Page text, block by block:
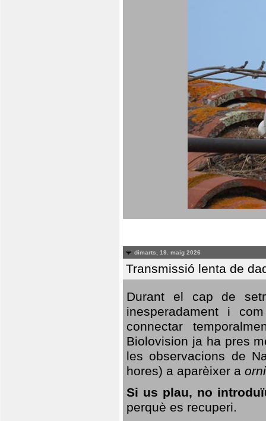
dimarts, 19. maig 2026
Transmissió lenta de
Durant el cap de
inesperadament i
connectar
Biolovision ja ha pres
les observacions de
hores) a aparèixer a
Si us plau, no
perquè es recuperi.